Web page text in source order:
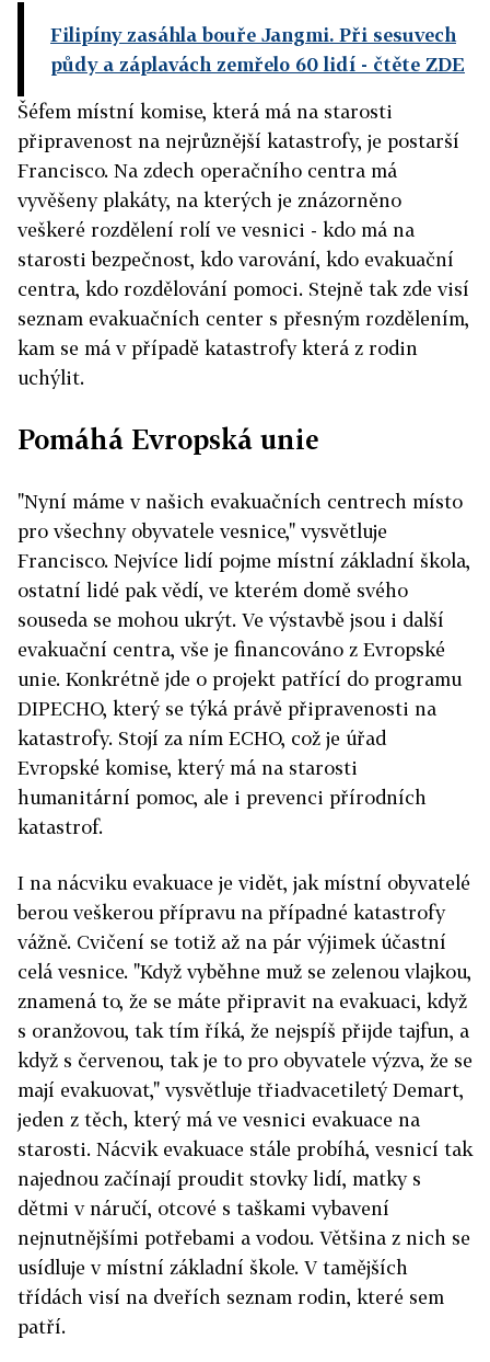
Filipíny zasáhla bouře Jangmi. Při sesuvech
půdy a záplavách zemřelo 60 lidí - čtěte ZDE
Šéfem místní komise, která má na starosti
připravenost na nejrůznější katastrofy, je postarší
Francisco. Na zdech operačního centra má
vyvěšeny plakáty, na kterých je znázorněno
veškeré rozdělení rolí ve vesnici - kdo má na
starosti bezpečnost, kdo varování, kdo evakuační
centra, kdo rozdělování pomoci. Stejně tak zde visí
seznam evakuačních center s přesným rozdělením,
kam se má v případě katastrofy která z rodin
uchýlit.
Pomáhá Evropská unie
"Nyní máme v našich evakuačních centrech místo
pro všechny obyvatele vesnice," vysvětluje
Francisco. Nejvíce lidí pojme místní základní škola,
ostatní lidé pak vědí, ve kterém domě svého
souseda se mohou ukrýt. Ve výstavbě jsou i další
evakuační centra, vše je financováno z Evropské
unie. Konkrétně jde o projekt patřící do programu
DIPECHO, který se týká právě připravenosti na
katastrofy. Stojí za ním ECHO, což je úřad
Evropské komise, který má na starosti
humanitární pomoc, ale i prevenci přírodních
katastrof.
I na nácviku evakuace je vidět, jak místní obyvatelé
berou veškerou přípravu na případné katastrofy
vážně. Cvičení se totiž až na pár výjimek účastní
celá vesnice. "Když vyběhne muž se zelenou vlajkou,
znamená to, že se máte připravit na evakuaci, když
s oranžovou, tak tím říká, že nejspíš přijde tajfun, a
když s červenou, tak je to pro obyvatele výzva, že se
mají evakuovat," vysvětluje třiadvacetiletý Demart,
jeden z těch, který má ve vesnici evakuace na
starosti. Nácvik evakuace stále probíhá, vesnicí tak
najednou začínají proudit stovky lidí, matky s
dětmi v náručí, otcové s taškami vybavení
nejnutnějšími potřebami a vodou. Většina z nich se
usídluje v místní základní škole. V tamějších
třídách visí na dveřích seznam rodin, které sem
patří.